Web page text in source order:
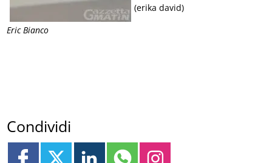
Eric Bianco
(erika david)
Condividi